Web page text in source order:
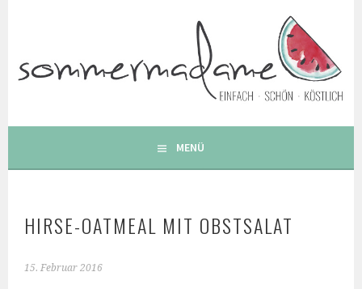
FOODBLOG – GESUNDE LECKERE EINFACHE BUNTE UND
BESONDERE REZEPTE
MENÜ
HIRSE-OATMEAL MIT OBSTSALAT
15. Februar 2016